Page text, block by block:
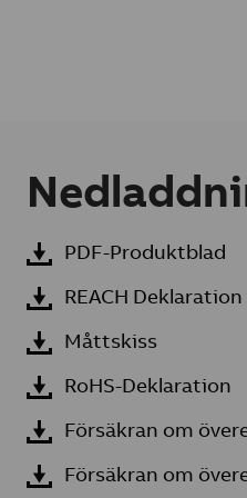
PDF-Produktblad
REACH Deklaration
Måttskiss
RoHS-Deklaration
Försäkran om
Försäkran om